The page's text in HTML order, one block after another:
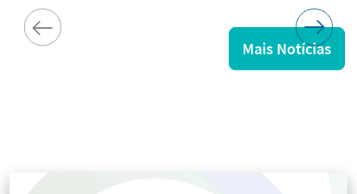
Mais Notícias